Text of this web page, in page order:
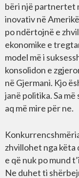
bëri një partnertet
inovativ në
po ndërtojnë e
ekonomike e
model më i
konsolidon e
në Gjermani. Kjo
janë politika. Sa
aq më mire për ne.
zhvillohet nga këta
e që nuk po mund
Ne duhet ti